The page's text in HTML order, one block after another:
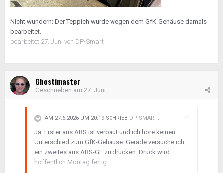
Nicht wundern: Der Teppich wurde wegen dem GfK-Gehäuse damals
bearbeitet.
bearbeitet 27. Juni von DP-Smart
Ghostimaster
Geschrieben am 27. Juni
AM 27.6.2026 UM 20:19 SCHRIEB DP-SMART:
Ja. Erster aus ABS ist verbaut und ich höre keinen
Unterschied zum GfK-Gehäuse. Gerade versuche ich
ein zweites aus ABS-GF zu drucken. Druck wird
hoffentlich Montag fertig.